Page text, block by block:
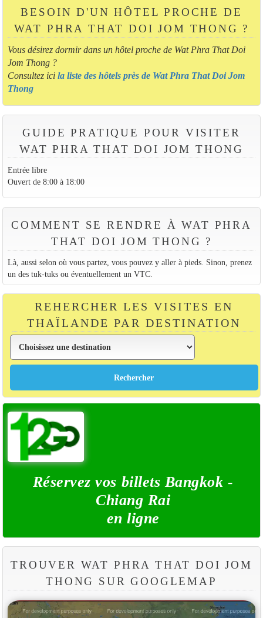
BESOIN D'UN HÔTEL PROCHE DE
WAT PHRA THAT DOI JOM THONG ?
Vous désirez dormir dans un hôtel proche de Wat Phra That Doi
Jom Thong ?
Consultez ici la liste des hôtels près de Wat Phra That Doi Jom
Thong
GUIDE PRATIQUE POUR VISITER
WAT PHRA THAT DOI JOM THONG
Entrée libre
Ouvert de 8:00 à 18:00
COMMENT SE RENDRE À WAT PHRA
THAT DOI JOM THONG ?
Là, aussi selon où vous partez, vous pouvez y aller à pieds. Sinon, prenez
un des tuk-tuks ou éventuellement un VTC.
REHERCHER LES VISITES EN
THAÏLANDE PAR DESTINATION
Réservez vos billets Bangkok -
Chiang Rai
en ligne
TROUVER WAT PHRA THAT DOI JOM
THONG SUR GOOGLEMAP